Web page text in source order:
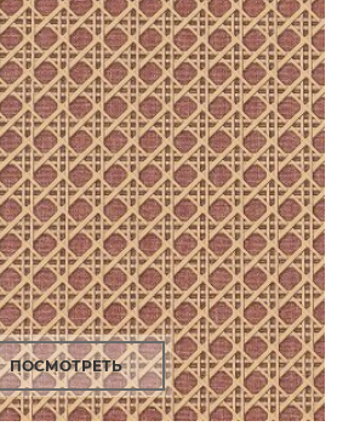
ПОСМОТРЕТЬ